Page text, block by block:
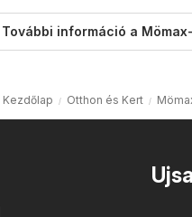
További információ a
Kezdőlap Otthon és Kert